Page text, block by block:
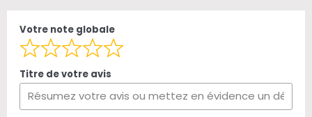
Votre note globale
Titre de votre avis